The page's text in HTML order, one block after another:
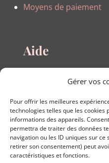
Gérer vos
Pour offrir les meilleures
technologies telles que les cookies
informations des appareils.
permettra de traiter des données
navigation ou les ID uniques sur
retirer son consentement) peut
caractéristiques et fonctions.
Moyens de paiement
Aide
Guide des tailles
Le blog
Nous contacter
A propos